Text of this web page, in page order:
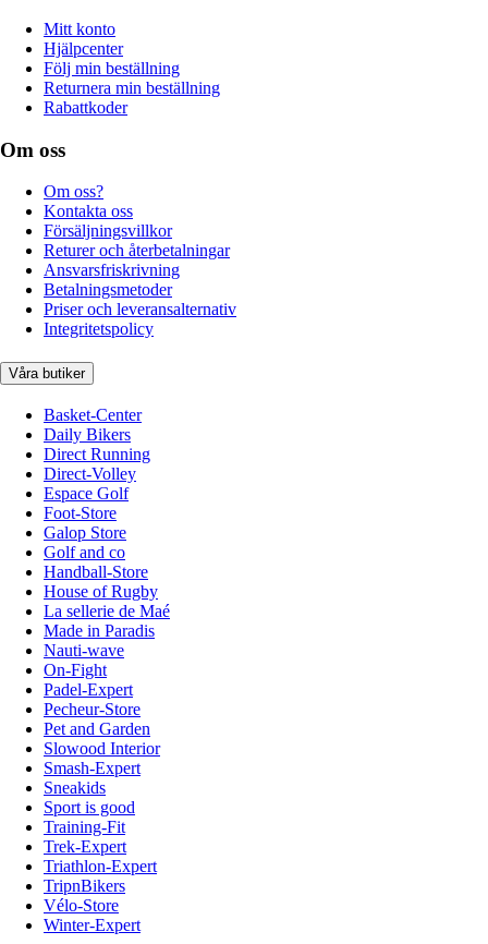
Mitt konto
Hjälpcenter
Följ min beställning
Returnera min beställning
Rabattkoder
Om oss
Om oss?
Kontakta oss
Försäljningsvillkor
Returer och återbetalningar
Ansvarsfriskrivning
Betalningsmetoder
Priser och leveransalternativ
Integritetspolicy
Våra butiker
Basket-Center
Daily Bikers
Direct Running
Direct-Volley
Espace Golf
Foot-Store
Galop Store
Golf and co
Handball-Store
House of Rugby
La sellerie de Maé
Made in Paradis
Nauti-wave
On-Fight
Padel-Expert
Pecheur-Store
Pet and Garden
Slowood Interior
Smash-Expert
Sneakids
Sport is good
Training-Fit
Trek-Expert
Triathlon-Expert
TripnBikers
Vélo-Store
Winter-Expert